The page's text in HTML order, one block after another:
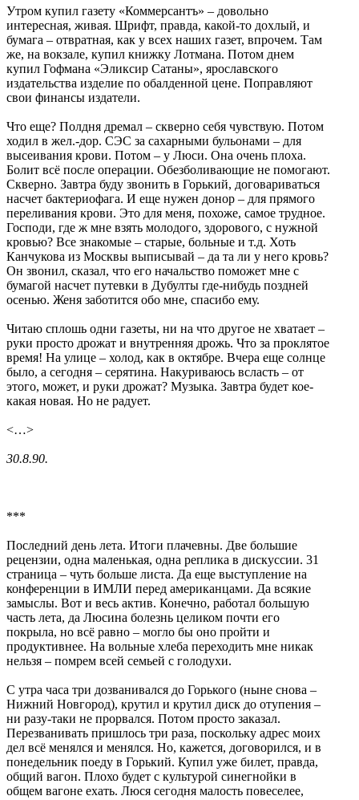
Утром купил газету «Коммерсантъ» – довольно
интересная, живая. Шрифт, правда, какой-то дохлый, и
бумага – отвратная, как у всех наших газет, впрочем. Там
же, на вокзале, купил книжку Лотмана. Потом днем
купил Гофмана «Эликсир Сатаны», ярославского
издательства изделие по обалденной цене. Поправляют
свои финансы издатели.
Что еще? Полдня дремал – скверно себя чувствую. Потом
ходил в жел.-дор. СЭС за сахарными бульонами – для
высеивания крови. Потом – у Люси. Она очень плоха.
Болит всё после операции. Обезболивающие не помогают.
Скверно. Завтра буду звонить в Горький, договариваться
насчет бактериофага. И еще нужен донор – для прямого
переливания крови. Это для меня, похоже, самое трудное.
Господи, где ж мне взять молодого, здорового, с нужной
кровью? Все знакомые – старые, больные и т.д. Хоть
Канчукова из Москвы выписывай – да та ли у него кровь?
Он звонил, сказал, что его начальство поможет мне с
бумагой насчет путевки в Дубулты где-нибудь поздней
осенью. Женя заботится обо мне, спасибо ему.
Читаю сплошь одни газеты, ни на что другое не хватает –
руки просто дрожат и внутренняя дрожь. Что за проклятое
время! На улице – холод, как в октябре. Вчера еще солнце
было, а сегодня – серятина. Накуриваюсь всласть – от
этого, может, и руки дрожат? Музыка. Завтра будет кое-
какая новая. Но не радует.
<…>
30.8.90.
***
Последний день лета. Итоги плачевны. Две большие
рецензии, одна маленькая, одна реплика в дискуссии. 31
страница – чуть больше листа. Да еще выступление на
конференции в ИМЛИ перед американцами. Да всякие
замыслы. Вот и весь актив. Конечно, работал большую
часть лета, да Люсина болезнь целиком почти его
покрыла, но всё равно – могло бы оно пройти и
продуктивнее. На вольные хлеба переходить мне никак
нельзя – помрем всей семьей с голодухи.
С утра часа три дозванивался до Горького (ныне снова –
Нижний Новгород), крутил и крутил диск до отупения –
ни разу-таки не прорвался. Потом просто заказал.
Перезванивать пришлось три раза, поскольку адрес моих
дел всё менялся и менялся. Но, кажется, договорился, и в
понедельник поеду в Горький. Купил уже билет, правда,
общий вагон. Плохо будет с культурой синегнойки в
общем вагоне ехать. Люся сегодня малость повеселее,